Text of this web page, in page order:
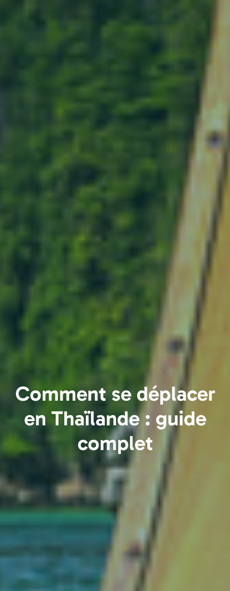
Comment se déplacer
en Thaïlande : guide
complet